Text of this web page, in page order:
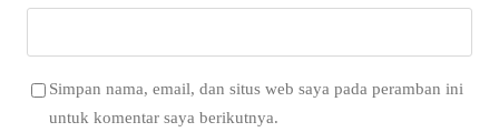
Simpan nama, email, dan situs web saya pada peramban ini
untuk komentar saya berikutnya.